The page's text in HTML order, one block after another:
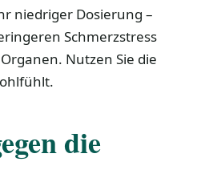
niedriger Dosierung –
Schmerzstress
Nutzen Sie die
die